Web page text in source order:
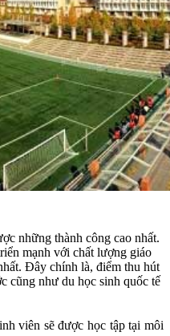
những thành công cao nhất.
mạnh với chất lượng giáo
Đây chính là, điểm thu hút
cũng như du học sinh quốc tế
viên sẽ được học tập tại môi